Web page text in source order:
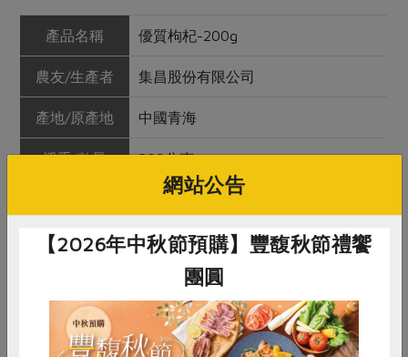
產品名稱 優質枸杞-200g
農友/生產者 集昌股份有限公司
產地/原產地 中國青海
淨重/數量 200公克
枸杞
保存條件 冷藏未開封可保存2年
以友善環境種植的枸杞乾燥製成，肉
質飽滿，色澤紅潤；本品無燻硫、不
添加防腐劑與人工色素
網站公告
【2026年中秋節預購】豐馥秋節禮饗
團圓